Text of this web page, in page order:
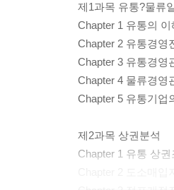
제1과목 유통?물류
Chapter 1 유통의 이
Chapter 2 유통경영
Chapter 3 유통경영
Chapter 4 물류경영
Chapter 5 유통기업
제2과목 상권분석
Chapter 1 유통 상권